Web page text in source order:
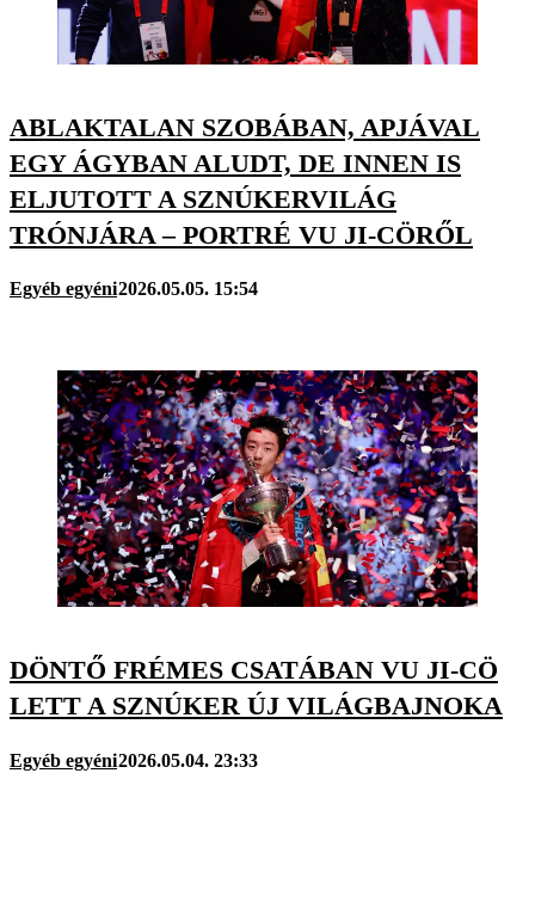
ABLAKTALAN SZOBÁBAN, APJÁVAL
EGY ÁGYBAN ALUDT, DE INNEN IS
ELJUTOTT A SZNÚKERVILÁG
TRÓNJÁRA – PORTRÉ VU JI-CÖRŐL
Egyéb egyéni2026.05.05. 15:54
DÖNTŐ FRÉMES CSATÁBAN VU JI-CÖ
LETT A SZNÚKER ÚJ VILÁGBAJNOKA
Egyéb egyéni2026.05.04. 23:33